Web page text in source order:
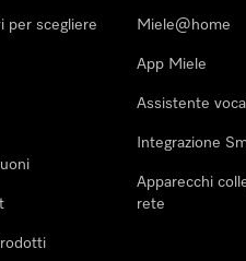
per scegliere
Miele@home
App Miele
Assistente
Integrazione
Apparecchi
rete